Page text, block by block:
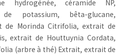
hydrogénée, céramide NP,
potassium, bêta-glucane,
de Morinda Citrifolia, extrait de
extrait de Houttuynia Cordata,
(arbre à thé) Extrait, extrait de